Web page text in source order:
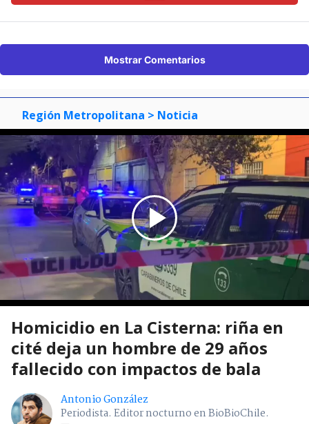
Mostrar Comentarios
Región Metropolitana > Noticia
Homicidio en La Cisterna: riña en
cité deja un hombre de 29 años
fallecido con impactos de bala
Antonio González
Periodista. Editor nocturno en BioBioChile.